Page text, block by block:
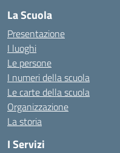
La Scuola
Presentazione
I luoghi
Le persone
I numeri della scuola
Le carte della scuola
Organizzazione
La storia
I Servizi